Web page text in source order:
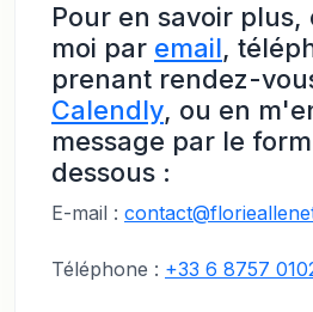
Pour en savoir
moi par email,
prenant rendez-
Calendly, ou en
message par le
dessous :
E-mail :
Téléphone : +33 6 8757